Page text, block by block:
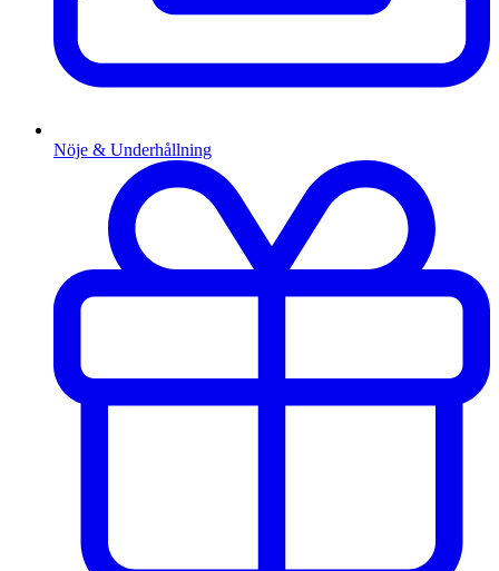
Nöje & Underhållning